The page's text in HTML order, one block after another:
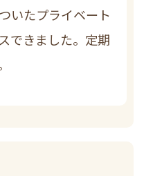
いたプライベート
できました。定期